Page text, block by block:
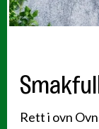
Rett i ovn